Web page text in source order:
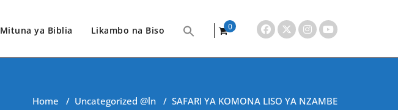
Mituna ya Biblia Likambo na Biso
0
Home / Uncategorized @ln / SAFARI YA KOMONA LISO YA NZAMBE